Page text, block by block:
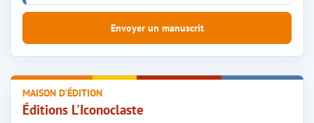
Envoyer un manuscrit
MAISON D'ÉDITION
Éditions L'Iconoclaste